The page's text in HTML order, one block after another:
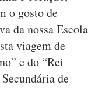
o gosto de
da nossa Escola
viagem de
e do “Rei
de